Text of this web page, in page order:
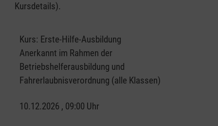
Kursdetails).
Kurs: Erste-Hilfe-Ausbildung
Anerkannt im Rahmen der
Betriebshelferausbildung und
Fahrerlaubnisverordnung (alle Klassen)
10.12.2026 , 09:00 Uhr